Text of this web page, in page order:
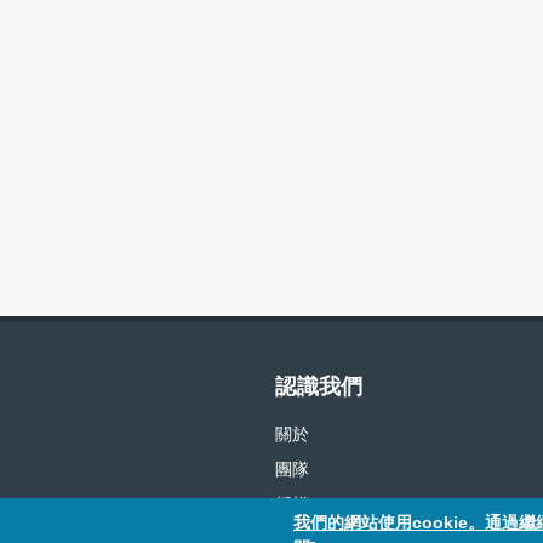
認識我們
關於
團隊
授權
我們的網站使用cookie。通過繼